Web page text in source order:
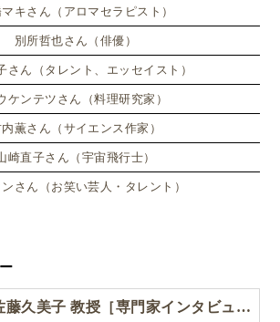
キさん（アロマセラピスト）
別所哲也さん（俳優）
さん（タレント、エッセイスト）
ケンテツさん（料理研究家）
薫さん（サイエンス作家）
崎直子さん（宇宙飛行士）
さん（お笑い芸人・タレント）
佐藤久美子 教授［専門家インタビュー］